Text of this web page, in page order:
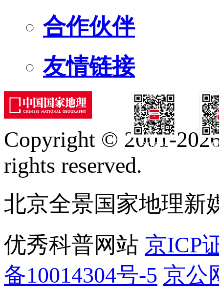
合作伙伴
友情链接
订阅号
Copyright © 2001-
rights reserved.
北京全景国家地理新
优秀科普网站 京ICP
备10014304号-5 京公